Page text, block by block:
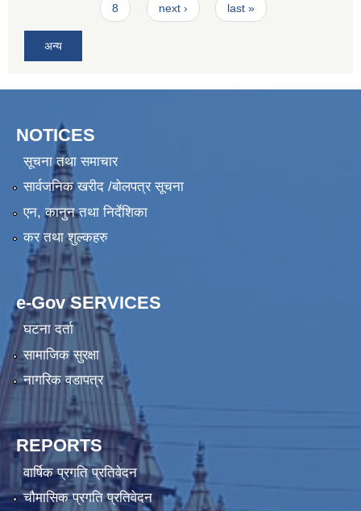
8 next › last »
अन्य
NOTICES
सूचना तथा समाचार
सार्वजनिक खरीद /बोलपत्र सूचना
एन, कानुन तथा निर्देशिका
कर तथा शुल्कहरु
e-Gov SERVICES
घटना दर्ता
सामाजिक सुरक्षा
नागरिक वडापत्र
REPORTS
वार्षिक प्रगति प्रतिवेदन
चौमासिक प्रगति प्रतिवेदन